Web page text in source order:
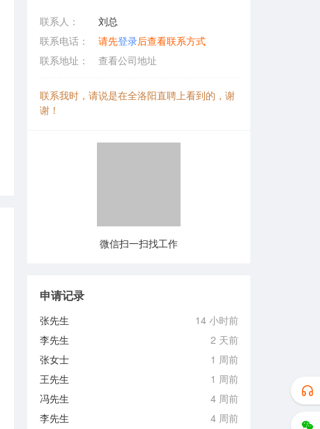
联系人：
刘总
联系电话：
请先登录后查看联系方式
联系地址：
查看公司地址
联系我时，请说是在全洛阳直聘上看到的，谢
谢！
微信扫一扫找工作
申请记录
张先生
14 小时前
李先生
2 天前
张女士
1 周前
王先生
1 周前
冯先生
4 周前
李先生
4 周前